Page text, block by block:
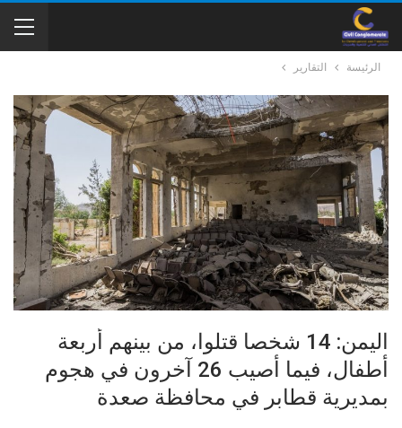
الرئيسة التقارير
اليمن: 14 شخصا قتلوا، من بينهم أربعة
أطفال، فيما أصيب 26 آخرون في هجوم
بمديرية قطابر في محافظة صعدة